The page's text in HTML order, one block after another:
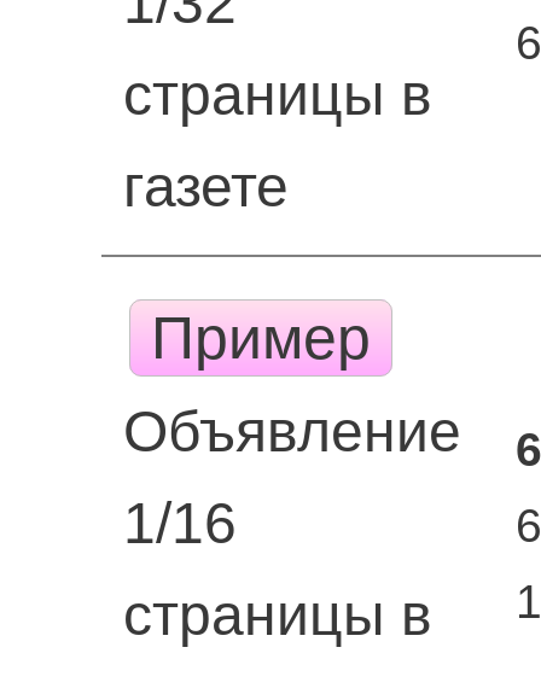
страницы в
газете
Пример
Объявление
1/16
страницы в